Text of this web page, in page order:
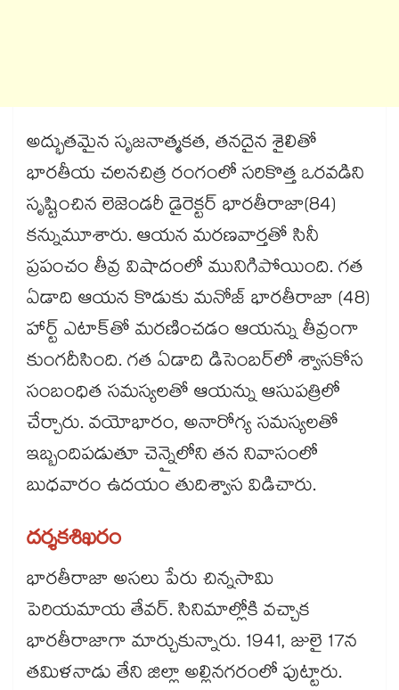
అద్భుతమైన సృజనాత్మకత, తనదైన శైలితో
భారతీయ చలనచిత్ర రంగంలో సరికొత్త ఒరవడిని
సృష్టించిన లెజెండరీ డైరెక్టర్ భారతీరాజా(84)
కన్నుమూశారు. ఆయన మరణవార్తతో సినీ
ప్రపంచం తీవ్ర విషాదంలో మునిగిపోయింది. గత
ఏడాది ఆయన కొడుకు మనోజ్ భారతీరాజా (48)
హార్ట్‌‌‌‌ ఎటాక్‌‌‌‌తో మరణించడం ఆయన్ను తీవ్రంగా
కుంగదీసింది. గత ఏడాది డిసెంబర్‌‌‌‌‌‌‌‌లో శ్వాసకోస
సంబంధిత సమస్యలతో ఆయన్ను ఆసుపత్రిలో
చేర్చారు. వయోభారం, అనారోగ్య సమస్యలతో
ఇబ్బందిపడుతూ చెన్నైలోని తన నివాసంలో
బుధవారం ఉదయం తుదిశ్వాస విడిచారు.
దర్శకశిఖరం
భారతీరాజా అసలు పేరు చిన్నసామి
పెరియమాయ తేవర్‌‌‌‌‌‌‌‌. సినిమాల్లోకి వచ్చాక
భారతీరాజాగా మార్చుకున్నారు. 1941, జులై 17న
తమిళనాడు తేని జిల్లా అల్లినగరంలో పుట్టారు.